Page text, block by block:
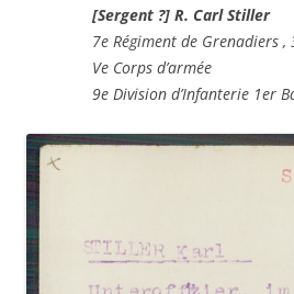
[Sergent ?] R. Carl Stiller
7e Régiment de Grenadiers ,
Ve Corps d’armée
9e Division d’Infanterie 1er